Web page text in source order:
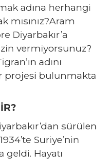
adına herhangi
mısınız?Aram
Diyarbakır’a
vermiyorsunuz?
adını
projesi bulunmakta
sürülen
Suriye’nin
geldi. Hayatı